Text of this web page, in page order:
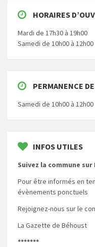
HORAIRES
Mardi de 17h30 à 19h00
Samedi de 10h00 à 12h00
PERMANENCE
Samedi de 10h00 à 12h00
INFOS UTILES
Suivez la commune sur
Pour être informés en
évènements ponctuels
Rejoignez-nous sur le
La Gazette de Béhoust
*******